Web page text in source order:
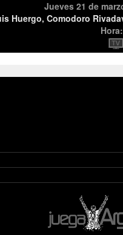
Jueves 21 de
Huergo, Comodoro